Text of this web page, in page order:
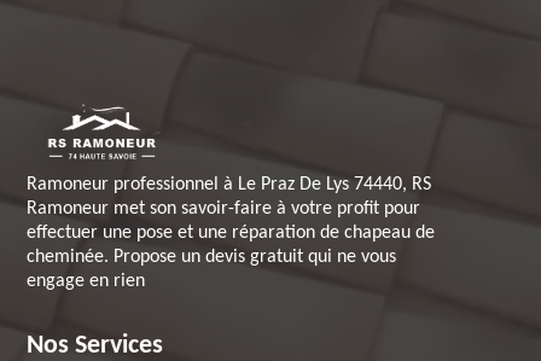
Ramoneur professionnel à Le Praz De Lys 74440, RS
Ramoneur met son savoir-faire à votre profit pour
effectuer une pose et une réparation de chapeau de
cheminée. Propose un devis gratuit qui ne vous
engage en rien
Nos Services